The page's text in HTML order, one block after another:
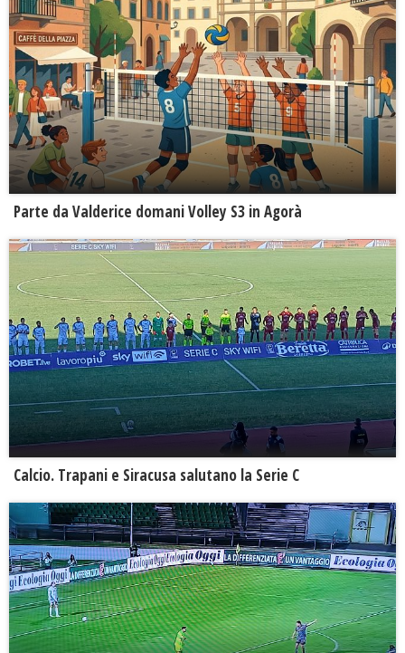
Parte da Valderice domani Volley S3 in Agorà
Calcio. Trapani e Siracusa salutano la Serie C